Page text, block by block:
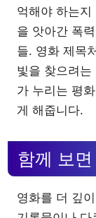
억해야 하는
을 앗아간 폭
들. 영화 제목
빛을 찾으려는
가 누리는 평
게 해줍니다.
함께 보
영화를 더 깊